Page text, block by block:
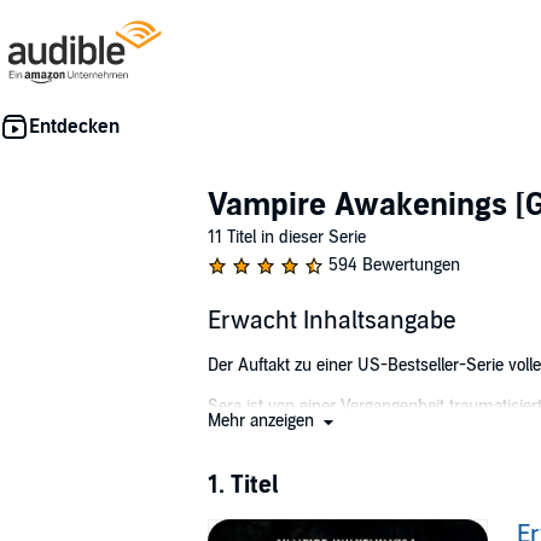
Vampire Awakenings
11 Titel in dieser Serie
594 Bewertungen
Erwacht Inhaltsangabe
Der Auftakt zu einer US-Bestseller-Serie
Sera ist von einer Vergangenheit
versteckt und sich dort ein ruhiges Leben
Liam trägt selbst ein dunkles und tödliches
sich jedoch auf unwiderstehliche Weise
Mehr anzeigen
1. Titel